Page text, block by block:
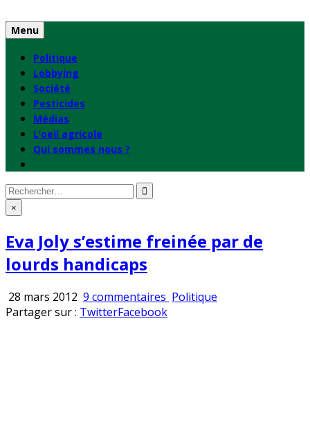
to
content
Menu
Politique
Lobbying
Société
Pesticides
Médias
L’oeil agricole
Qui sommes nous ?
Rechercher
: ×
Eva Joly s’estime freinée par de
lourds handicaps
28 mars 2012 9 commentaires sur
Publié
Politique
Partager sur : TwitterFacebook